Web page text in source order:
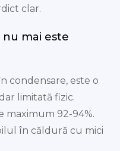
clar.
nu mai este
condensare, este o
limitată fizic.
maximum 92-94%.
în căldură cu mici